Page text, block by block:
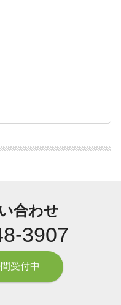
合わせ
3907
受付中